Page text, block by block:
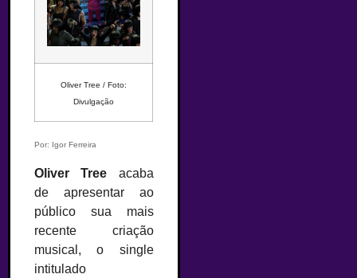
Oliver Tree / Foto:
Divulgação
Por: Igor Ferreira
Oliver Tree acaba
de apresentar ao
público sua mais
recente criação
musical, o single
intitulado